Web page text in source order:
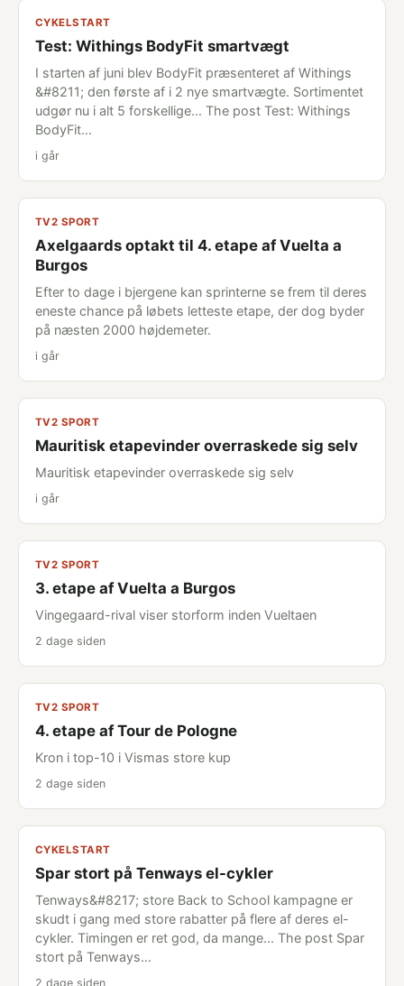
CYKELSTART
Test: Withings BodyFit smartvægt
I starten af juni blev BodyFit præsenteret af Withings
&#8211; den første af i 2 nye smartvægte. Sortimentet
udgør nu i alt 5 forskellige... The post Test: Withings
BodyFit…
i går
TV2 SPORT
Axelgaards optakt til 4. etape af Vuelta a
Burgos
Efter to dage i bjergene kan sprinterne se frem til deres
eneste chance på løbets letteste etape, der dog byder
på næsten 2000 højdemeter.
i går
TV2 SPORT
Mauritisk etapevinder overraskede sig selv
Mauritisk etapevinder overraskede sig selv
i går
TV2 SPORT
3. etape af Vuelta a Burgos
Vingegaard-rival viser storform inden Vueltaen
2 dage siden
TV2 SPORT
4. etape af Tour de Pologne
Kron i top-10 i Vismas store kup
2 dage siden
CYKELSTART
Spar stort på Tenways el-cykler
Tenways&#8217; store Back to School kampagne er
skudt i gang med store rabatter på flere af deres el-
cykler. Timingen er ret god, da mange... The post Spar
stort på Tenways…
2 dage siden